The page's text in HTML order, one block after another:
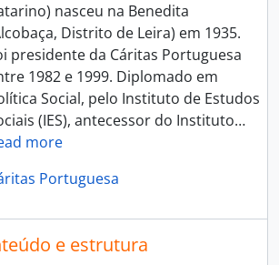
nasceu na Benedita
Distrito de Leira) em 1935.
presidente da Cáritas Portuguesa
1982 e 1999. Diplomado em
Social, pelo Instituto de Estudos
(IES), antecessor do Instituto…
more
Portuguesa
e estrutura